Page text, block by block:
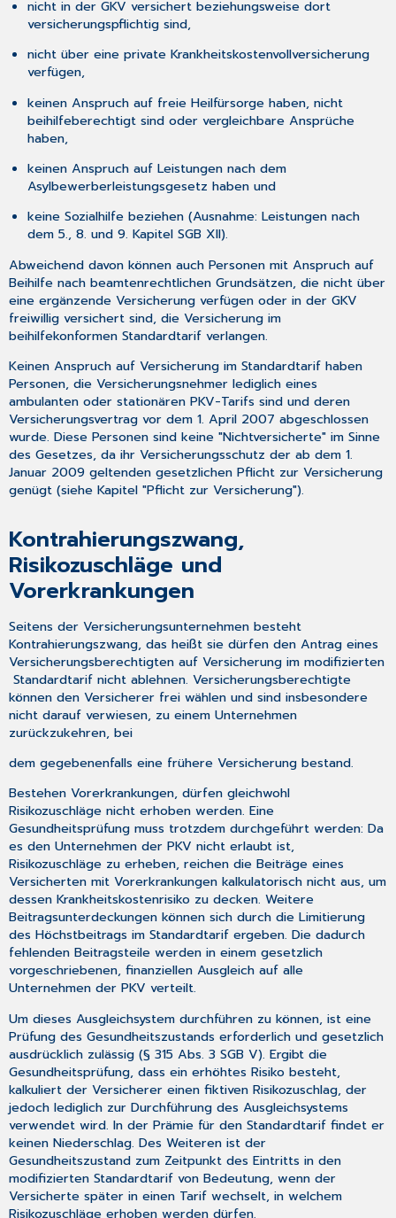
nicht in der GKV versichert beziehungsweise dort
versicherungspflichtig sind,
nicht über eine private Krankheitskostenvollversicherung
verfügen,
keinen Anspruch auf freie Heilfürsorge haben, nicht
beihilfeberechtigt sind oder vergleichbare Ansprüche
haben,
keinen Anspruch auf Leistungen nach dem
Asylbewerberleistungsgesetz haben und
keine Sozialhilfe beziehen (Ausnahme: Leistungen nach
dem 5., 8. und 9. Kapitel SGB XII).
Abweichend davon können auch Personen mit Anspruch auf
Beihilfe nach beamtenrechtlichen Grundsätzen, die nicht über
eine ergänzende Versicherung verfügen oder in der GKV
freiwillig versichert sind, die Versicherung im
beihilfekonformen Standardtarif verlangen.
Keinen Anspruch auf Versicherung im Standardtarif haben
Personen, die Versicherungsnehmer lediglich eines
ambulanten oder stationären PKV-Tarifs sind und deren
Versicherungsvertrag vor dem 1. April 2007 abgeschlossen
wurde. Diese Personen sind keine "Nichtversicherte" im Sinne
des Gesetzes, da ihr Versicherungsschutz der ab dem 1.
Januar 2009 geltenden gesetzlichen Pflicht zur Versicherung
genügt (siehe Kapitel "Pflicht zur Versicherung").
Kontrahierungszwang,
Risikozuschläge und
Vorerkrankungen
Seitens der Versicherungsunternehmen besteht
Kontrahierungszwang, das heißt sie dürfen den Antrag eines
Versicherungsberechtigten auf Versicherung im modifizierten
Standardtarif nicht ablehnen. Versicherungsberechtigte
können den Versicherer frei wählen und sind insbesondere
nicht darauf verwiesen, zu einem Unternehmen
zurückzukehren, bei
dem gegebenenfalls eine frühere Versicherung bestand.
Bestehen Vorerkrankungen, dürfen gleichwohl
Risikozuschläge nicht erhoben werden. Eine
Gesundheitsprüfung muss trotzdem durchgeführt werden: Da
es den Unternehmen der PKV nicht erlaubt ist,
Risikozuschläge zu erheben, reichen die Beiträge eines
Versicherten mit Vorerkrankungen kalkulatorisch nicht aus, um
dessen Krankheitskostenrisiko zu decken. Weitere
Beitragsunterdeckungen können sich durch die Limitierung
des Höchstbeitrags im Standardtarif ergeben. Die dadurch
fehlenden Beitragsteile werden in einem gesetzlich
vorgeschriebenen, finanziellen Ausgleich auf alle
Unternehmen der PKV verteilt.
Um dieses Ausgleichsystem durchführen zu können, ist eine
Prüfung des Gesundheitszustands erforderlich und gesetzlich
ausdrücklich zulässig (§ 315 Abs. 3 SGB V). Ergibt die
Gesundheitsprüfung, dass ein erhöhtes Risiko besteht,
kalkuliert der Versicherer einen fiktiven Risikozuschlag, der
jedoch lediglich zur Durchführung des Ausgleichsystems
verwendet wird. In der Prämie für den Standardtarif findet er
keinen Niederschlag. Des Weiteren ist der
Gesundheitszustand zum Zeitpunkt des Eintritts in den
modifizierten Standardtarif von Bedeutung, wenn der
Versicherte später in einen Tarif wechselt, in welchem
Risikozuschläge erhoben werden dürfen.